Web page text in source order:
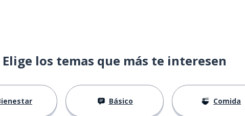
Elige los temas que más te interesen
Básico Comida